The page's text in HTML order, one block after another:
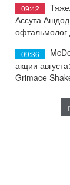
09:42
Ассута
офтальмолог
09:36
акции
Grimace